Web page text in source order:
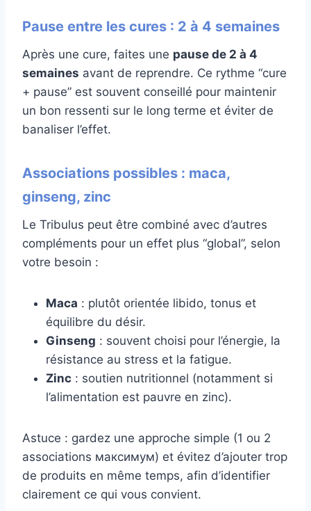
Pause entre les cures : 2 à 4 semaines
Après une cure, faites une pause de 2 à 4
semaines avant de reprendre. Ce rythme “cure
+ pause” est souvent conseillé pour maintenir
un bon ressenti sur le long terme et éviter de
banaliser l’effet.
Associations possibles : maca,
ginseng, zinc
Le Tribulus peut être combiné avec d’autres
compléments pour un effet plus “global”, selon
votre besoin :
Maca : plutôt orientée libido, tonus et
équilibre du désir.
Ginseng : souvent choisi pour l’énergie, la
résistance au stress et la fatigue.
Zinc : soutien nutritionnel (notamment si
l’alimentation est pauvre en zinc).
Astuce : gardez une approche simple (1 ou 2
associations максимум) et évitez d’ajouter trop
de produits en même temps, afin d’identifier
clairement ce qui vous convient.